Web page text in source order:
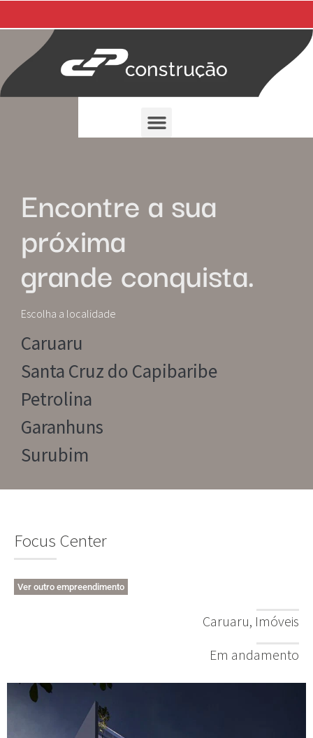
Encontre a sua
próxima
grande conquista.
Escolha a localidade
Caruaru
Santa Cruz do Capibaribe
Petrolina
Garanhuns
Surubim
Focus Center
Ver outro empreendimento
Caruaru, Imóveis
Em andamento